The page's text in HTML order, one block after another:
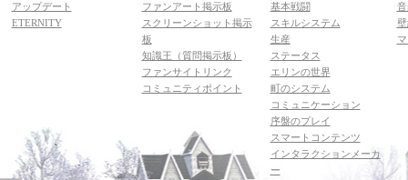
アップデート
ETERNITY
ファンアート掲示板
スクリーンショット掲示
板
知識王（質問掲示板）
ファンサイトリンク
コミュニティポイント
基本戦闘
スキルシステム
生産
ステータス
エリンの世界
町のシステム
コミュニケーション
序盤のプレイ
スマートコンテンツ
インタラクションメーカ
ー